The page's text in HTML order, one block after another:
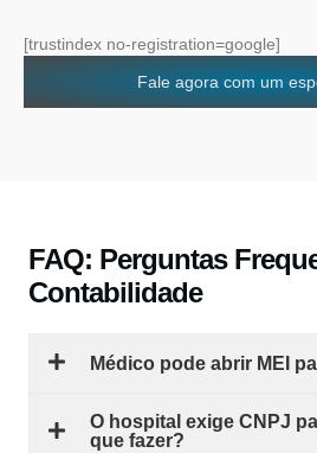
[trustindex no-registration=google]
Fale agora com um
FAQ: Perguntas
Contabilidade
Médico pode abrir MEI
O hospital exige CNPJ
que fazer?